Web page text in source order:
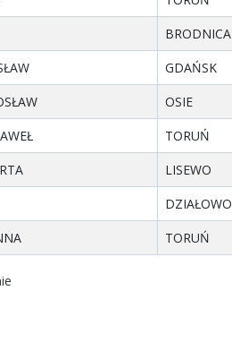
BRODNICA
GDAŃSK
OSIE
TORUŃ
LISEWO
DZIAŁOWO
TORUŃ